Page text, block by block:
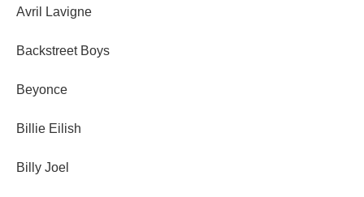
Avril Lavigne
Backstreet Boys
Beyonce
Billie Eilish
Billy Joel